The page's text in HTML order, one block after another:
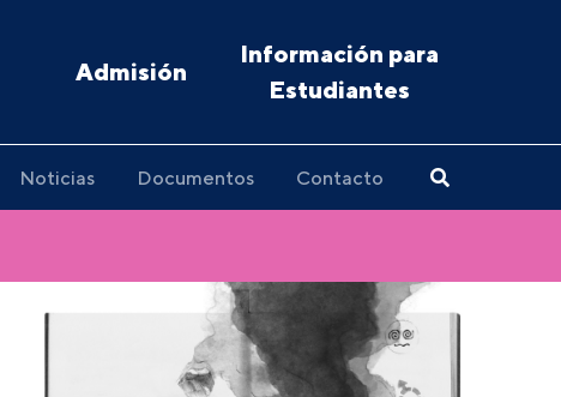
Admisión
Información para
Estudiantes
Noticias Documentos Contacto